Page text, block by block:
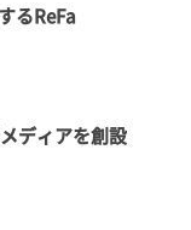
るReFa
ディアを創設